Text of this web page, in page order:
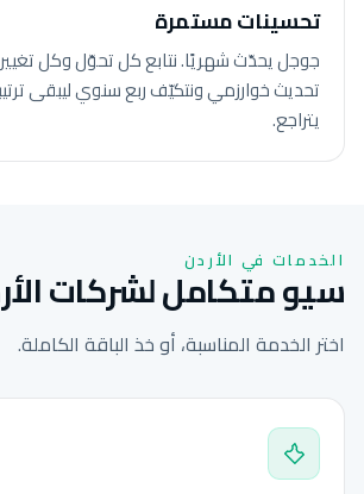
تحسينات مستمرة
تحديث خوارزمي ونتكيّف ربع سنوي ليبقى
يتراجع.
الخدمات في الأردن
سيو متكامل لشركات
اختر الخدمة المناسبة، أو خذ الباقة الكاملة.